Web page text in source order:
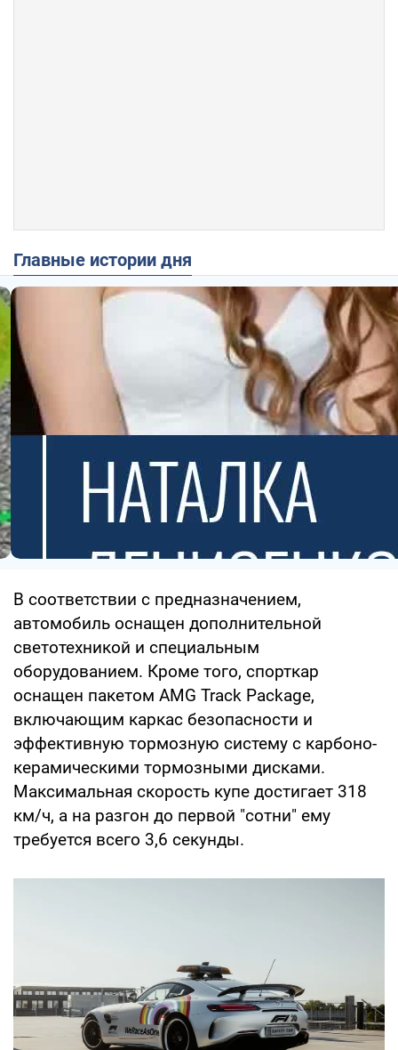
Главные истории дня
В соответствии с предназначением,
автомобиль оснащен дополнительной
светотехникой и специальным
оборудованием. Кроме того, спорткар
оснащен пакетом AMG Track Package,
включающим каркас безопасности и
эффективную тормозную систему с карбоно-
керамическими тормозными дисками.
Максимальная скорость купе достигает 318
км/ч, а на разгон до первой "сотни" ему
требуется всего 3,6 секунды.